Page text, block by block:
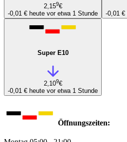
2,159€
-0,01 € heute vor etwa 1 Stunde
-0,01 €
Super E10
2,109€
-0,01 € heute vor etwa 1 Stunde
Öffnungszeiten: